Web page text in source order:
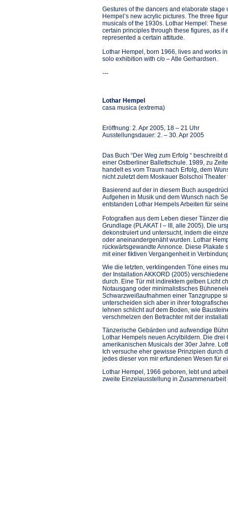
Gestures of the dancers and elaborate
Hempel’s new acrylic pictures. The three
musicals of the 1930s. Lothar Hempel:
certain principles through these figures, as if
represented a certain attitude.
Lothar Hempel, born 1966, lives and works
solo exhibition with c/o – Atle Gerhardsen.
---
Lothar Hempel
casa musica (extrema)
Eröffnung: 2. Apr 2005, 18 – 21 Uhr
Ausstellungsdauer: 2. – 30. Apr 2005
Das Buch “Der Weg zum Erfolg “
einer Ostberliner Ballettschule. 1989, zu
handelt es vom Traum nach Erfolg, dem
nicht zuletzt dem Moskauer Bolschoi Theater
Basierend auf der in diesem Buch
Aufgehen in Musik und dem Wunsch nach
entstanden Lothar Hempels Arbeiten für
Fotografien aus dem Leben dieser Tänzer
Grundlage (PLAKAT I – III, alle 2005). Die
dekonstruiert und untersucht, indem die
oder aneinandergenäht wurden. Lothar
rückwärtsgewandte Annonce. Diese Plakate
mit einer fiktiven Vergangenheit in
Wie die letzten, verklingenden Töne eines
der Installation AKKORD (2005)
durch. Eine Tür mit indirektem gelben Licht
Notausgang oder minimalistisches
Schwarzweißaufnahmen einer Tanzgruppe
unterscheiden sich aber in ihrer
lehnen schlicht auf dem Boden, wie
verschmelzen den Betrachter mit der
Tänzerische Gebärden und aufwendige
Lothar Hempels neuen Acrylbildern. Die
amerikanischen Musicals der 30er Jahre.
Ich versuche eher gewisse Prinzipien durch
jedes dieser von mir erfundenen Wesen für
Lothar Hempel, 1966 geboren, lebt und
zweite Einzelausstellung in Zusammenarbeit